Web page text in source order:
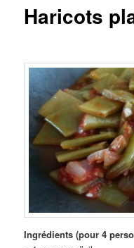
Haricots
Ingrédients (pour 4